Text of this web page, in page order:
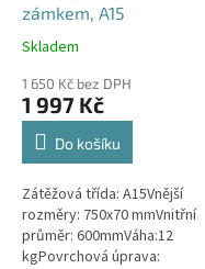
zámkem, A15
Průměrné
produktu
je
4,5
hvězdiček.
Skladem
1 650 Kč bez DPH
1 997 Kč
Do košíku
Zátěžová třída: A15Vnější
rozměry: 750x70 mmVnitřní
průměr: 600mmVáha:12
kgPovrchová úprava: